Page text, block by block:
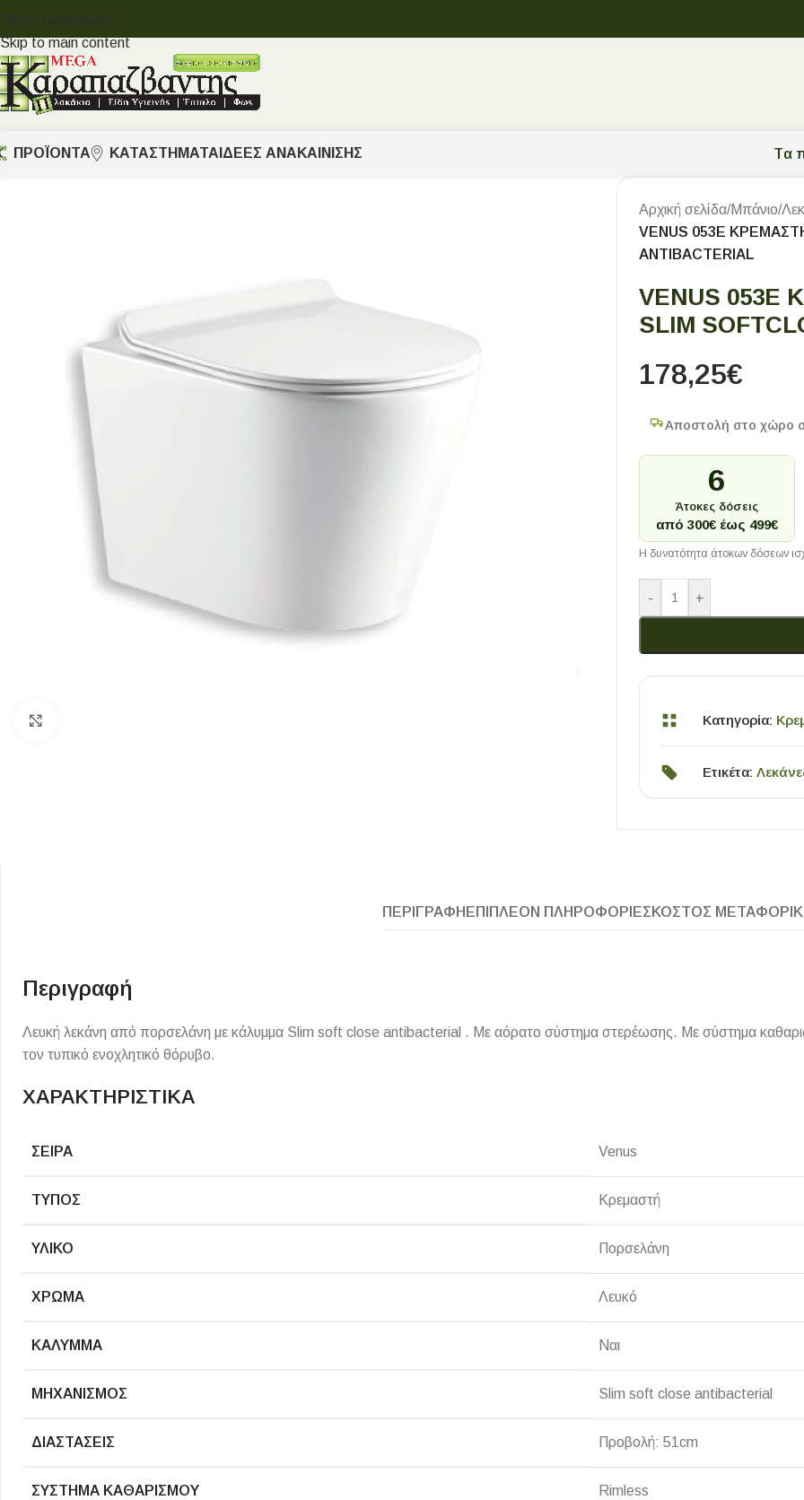
Skip to navigation
Skip to main content
ΠΡΟΪΟΝΤΑ
Κουζίνας
Εξωτερικού Χώρου
Τοίχου - Δαπέδου Μπάνιου
Πισίνας
Ψηφίδες
Πέτρα Οδηγός Αγοράς Πλακιδίων
ΚΑΤΑΣΤΗΜΑΤΑ ΙΔΈΕΣ ΑΝΑΚΑΊΝΙΣΗΣ Tα
Αρχική σελίδα/Μπάνιο/
VENUS 053E
ANTIBACTERIAL
VENUS
SLIM
178,25€
Αποστολή στο χώρο
6
Άτοκες δόσεις
από 300€ έως 499€
Η δυνατότητα άτοκων δόσεων
- +
Κατηγορία:
Ετικέτα:
ΠΕΡΙΓΡΑΦΉ ΕΠΙΠΛΈΟΝ ΠΛΗΡΟΦΟΡΊΕΣ ΚΌΣΤΟΣ
Περιγραφή
Λευκή λεκάνη από πορσελάνη με κάλυμμα Slim soft close antibacterial . Με αόρατο σύστημα στερέωσης. Με σύστημα
τον τυπικό ενοχλητικό θόρυβο.
ΧΑΡΑΚΤΗΡΙΣΤΙΚΑ
ΣΕΙΡΆ Venus
ΤΎΠΟΣ Κρεμαστή
ΥΛΙΚΌ Πορσελάνη
ΧΡΏΜΑ Λευκό
ΚΆΛΥΜΜΑ Ναι
ΜΗΧΑΝΙΣΜΌΣ Slim soft close antibacterial
ΔΙΑΣΤΆΣΕΙΣ Προβολή: 51cm
ΣΥΣΤΗΜΑ ΚΑΘΑΡΙΣΜΟΎ Rimless